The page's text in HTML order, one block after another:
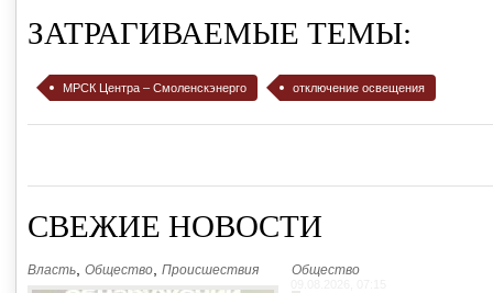
ЗАТРАГИВАЕМЫЕ ТЕМЫ:
МРСК Центра – Смоленскэнерго отключение освещения
СВЕЖИЕ НОВОСТИ
Власть Общество Происшествия Общество